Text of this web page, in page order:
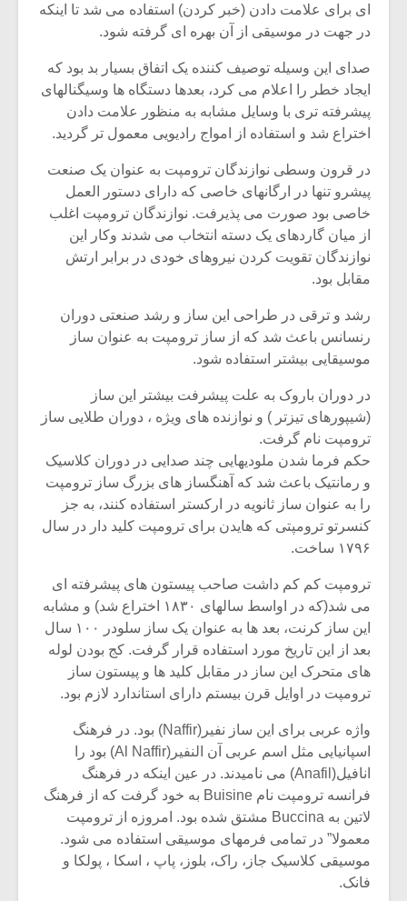
ای برای علامت دادن (خبر کردن) استفاده می شد تا اینکه
در جهت در موسیقی از آن بهره ای گرفته شود.
صدای این وسیله توصیف کننده یک اتفاق بسیار بد بود که
ایجاد خطر را اعلام می کرد، بعدها دستگاه ها وسیگنالهای
پیشرفته تری با وسایل مشابه به منظور علامت دادن
اختراع شد و استفاده از امواج رادیویی معمول تر گردید.
در قرون وسطی نوازندگان ترومپت به عنوان یک صنعت
پیشرو تنها در ارگانهای خاصی که دارای دستور العمل
خاصی بود صورت می پذیرفت. نوازندگان ترومپت اغلب
از میان گاردهای یک دسته انتخاب می شدند وکار این
نوازندگان تقویت کردن نیروهای خودی در برابر ارتش
مقابل بود.
رشد و ترقی در طراحی این ساز و رشد صنعتی دوران
رنسانس باعث شد که از ساز ترومپت به عنوان ساز
موسیقایی بیشتر استفاده شود.
در دوران باروک به علت پیشرفت بیشتر این ساز
(شیپورهای تیزتر ) و نوازنده های ویژه ، دوران طلایی ساز
ترومپت نام گرفت.
حکم فرما شدن ملودیهایی چند صدایی در دوران کلاسیک
و رمانتیک باعث شد که آهنگساز های بزرگ ساز ترومپت
را به عنوان ساز ثانویه در ارکستر استفاده کنند، به جز
کنسرتو ترومپتی که هایدن برای ترومپت کلید دار در سال
۱۷۹۶ ساخت.
ترومپت کم کم داشت صاحب پیستون های پیشرفته ای
می شد(که در اواسط سالهای ۱۸۳۰ اختراع شد) و مشابه
این ساز کرنت، بعد ها به عنوان یک ساز سلودر ۱۰۰ سال
بعد از این تاریخ مورد استفاده قرار گرفت. کج بودن لوله
های متحرک این ساز در مقابل کلید ها و پیستون ساز
ترومپت در اوایل قرن بیستم دارای استاندارد لازم بود.
واژه عربی برای این ساز نفیر(Naffir) بود. در فرهنگ
اسپانیایی مثل اسم عربی آن النفیر(Al Naffir) بود را
انافیل(Anafil) می نامیدند. در عین اینکه در فرهنگ
فرانسه ترومپت نام Buisine به خود گرفت که از فرهنگ
لاتین به Buccina مشتق شده بود. امروزه از ترومپت
معمولا” در تمامی فرمهای موسیقی استفاده می شود.
موسیقی کلاسیک جاز، راک، بلوز، پاپ ، اسکا ، پولکا و
فانک.
میکلوش روژا
یادداشتی بر موسیقی
متن فیلم «متری
شیش و نیم»
اگر نمی توانی
موسیقی
سکانسی